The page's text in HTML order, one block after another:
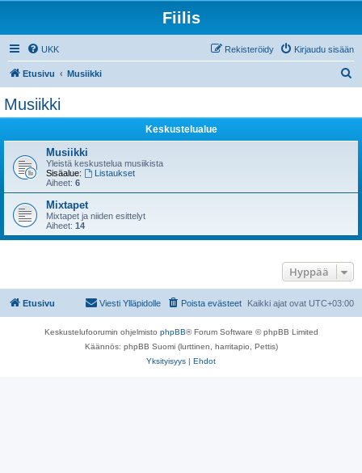
Fiilis
UKK Kirjaudu sisään
Rekisteröidy
Etusivu Musiikki
Musiikki
Keskustelualue
Musiikki
Yleistä keskustelua musiikista
Sisäalue:
Listaukset
Aiheet: 6
Mixtapet
Mixtapet ja niiden esittelyt
Aiheet: 14
Hyppää
Etusivu Kaikki ajat ovat UTC+03:00
Poista evästeet
Viesti Ylläpidolle
Keskustelufoorumin ohjelmisto phpBB® Forum Software © phpBB Limited
Käännös: phpBB Suomi (lurttinen, harritapio, Pettis)
Yksityisyys | Ehdot